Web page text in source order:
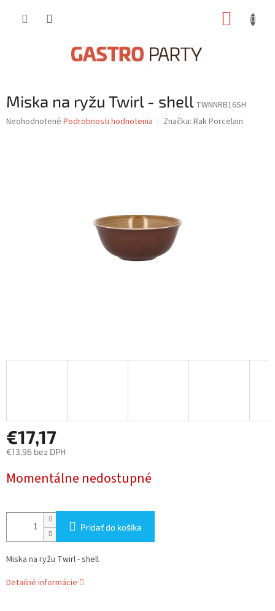
Miska na ryžu Twirl - shell TWNNRB16SH
Priemerné
Neohodnotené Podrobnosti hodnotenia Značka: Rak Porcelain
€17,17
€13,96 bez DPH
cena:
Momentálne nedostupné
Pridať do košíka
Miska na ryžu Twirl - shell
Detailné informácie